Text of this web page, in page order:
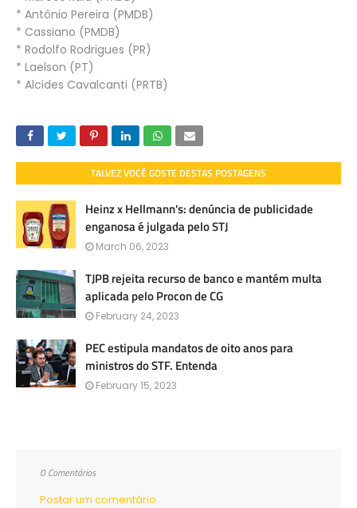
* Antônio Pereira (PMDB)
* Cassiano (PMDB)
* Rodolfo Rodrigues (PR)
* Laelson (PT)
* Alcides Cavalcanti (PRTB)
TALVEZ VOCÊ GOSTE DESTAS POSTAGENS
Heinz x Hellmann's: denúncia de publicidade
enganosa é julgada pelo STJ
March 06, 2023
TJPB rejeita recurso de banco e mantém multa
aplicada pelo Procon de CG
February 24, 2023
PEC estipula mandatos de oito anos para
ministros do STF. Entenda
February 15, 2023
0 Comentários
Postar um comentário